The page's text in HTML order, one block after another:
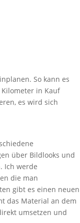
So kann es
in Kauf
es wird sich
über Bildlooks und
Ich werde
die man
gibt es einen neuen
das Material an dem
umsetzen und